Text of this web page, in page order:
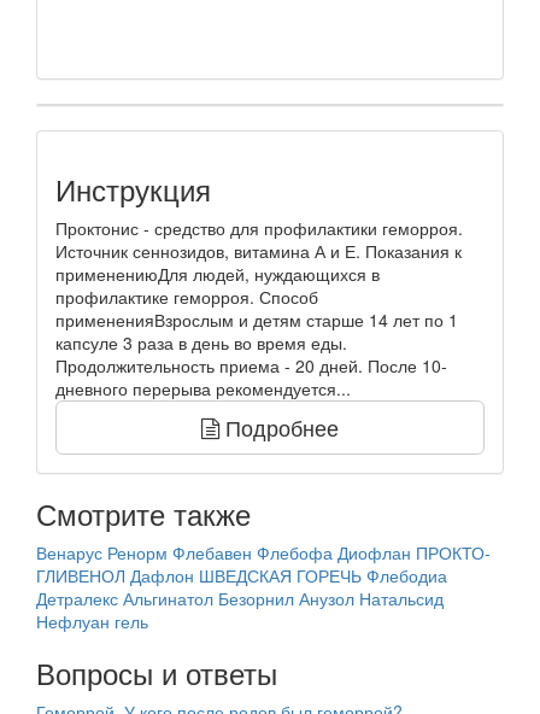
Инструкция
Проктонис - средство для профилактики геморроя.
Источник сеннозидов, витамина А и Е. Показания к
применениюДля людей, нуждающихся в
профилактике геморроя. Способ
примененияВзрослым и детям старше 14 лет по 1
капсуле 3 раза в день во время еды.
Продолжительность приема - 20 дней. После 10-
дневного перерыва рекомендуется...
Подробнее
Смотрите также
Венарус Ренорм Флебавен Флебофа Диофлан ПРОКТО-
ГЛИВЕНОЛ Дафлон ШВЕДСКАЯ ГОРЕЧЬ Флебодиа
Детралекс Альгинатол Безорнил Анузол Натальсид
Нефлуан гель
Вопросы и ответы